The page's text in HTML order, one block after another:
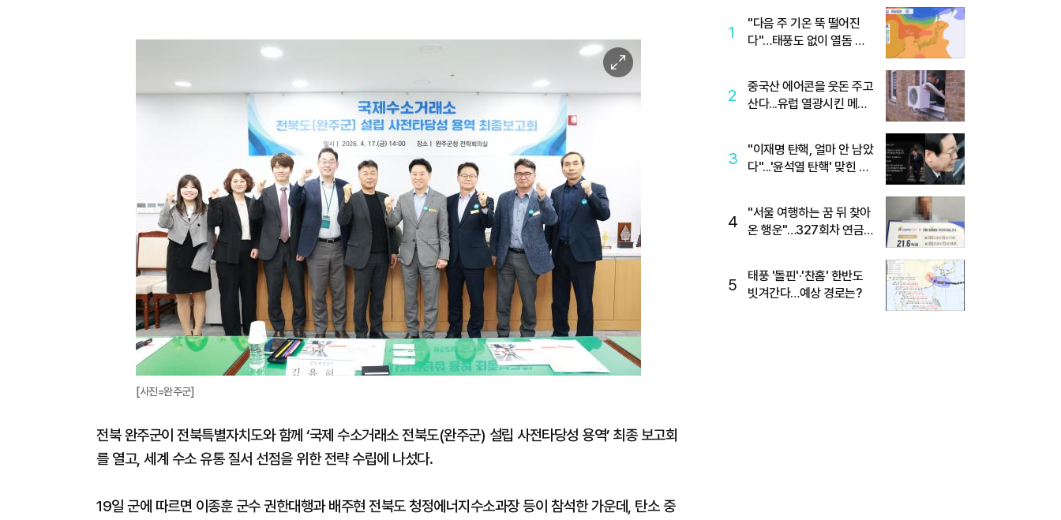
이
미
[사진=완주군]
전북 완주군이 전북특별자치도와 함께 ‘국제 수소거래소 전북도(완주군) 설립 사전타당성 용역’ 최종 보고회
를 열고, 세계 수소 유통 질서 선점을 위한 전략 수립에 나섰다.
19일 군에 따르면 이종훈 군수 권한대행과 배주현 전북도 청정에너지수소과장 등이 참석한 가운데, 탄소 중
1
"다음 주 기온 뚝 떨어진
다"…태풍도 없이 열돔 박
2
중국산 에어콘을 웃돈 주고
산다...유럽 열광시킨 메이
3
"이재명 탄핵, 얼마 안 남았
다"...'윤석열 탄핵' 맞힌 무
4
"서울 여행하는 꿈 뒤 찾아
온 행운"…327회차 연금
5
태풍 '돌핀'·'찬홈' 한반도
빗겨간다…예상 경로는?